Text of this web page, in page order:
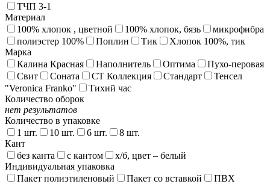
ТЧП 3-1
Материал
100% хлопок , цветной
100% хлопок, бязь
микрофибра
полиэстер 100%
Поплин Тик
Хлопок 100%, тик
Марка
Калина Красная
Наполнитель Оптима
Пухо-перовая
Свит
Соната СТ Коллекция Стандарт
Тенсел
"Veronica Franko"
Тихий час
Количество оборок
нет результатов
Количество в упаковке
1 шт.
10 шт. 6 шт.
8 шт.
Кант
без канта
с кантом
х/б, цвет – белый
Индивидуальная упаковка
Пакет полиэтиленовый
Пакет со вставкой
ПВХ